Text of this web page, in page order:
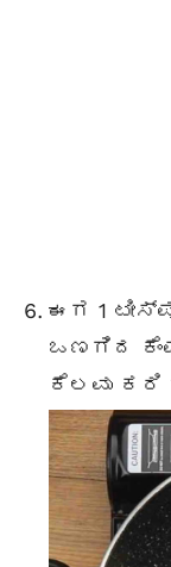
ಈಗ 1
ಒಣಗಿದ
ಕೆಲವು ಕರಿ